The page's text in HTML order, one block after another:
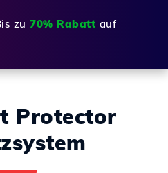
zu 70% Rabatt auf
Protector